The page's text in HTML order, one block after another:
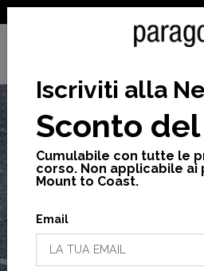
FINO AL
Iscriviti alla
Sconto del
Cumulabile con tutte le
corso. Non applicabile
Mount to Coast.
Email